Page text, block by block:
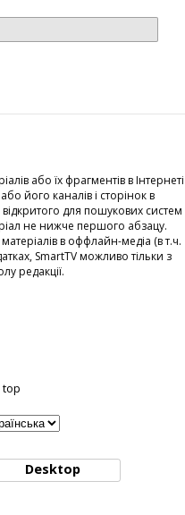
або їх фрагментів в Інтернеті
його каналів і сторінок в
для пошукових систем
не нижче першого абзацу.
в оффлайн-медіа (в т.ч.
SmartTV можливо тільки з
редакції.
top
Desktop